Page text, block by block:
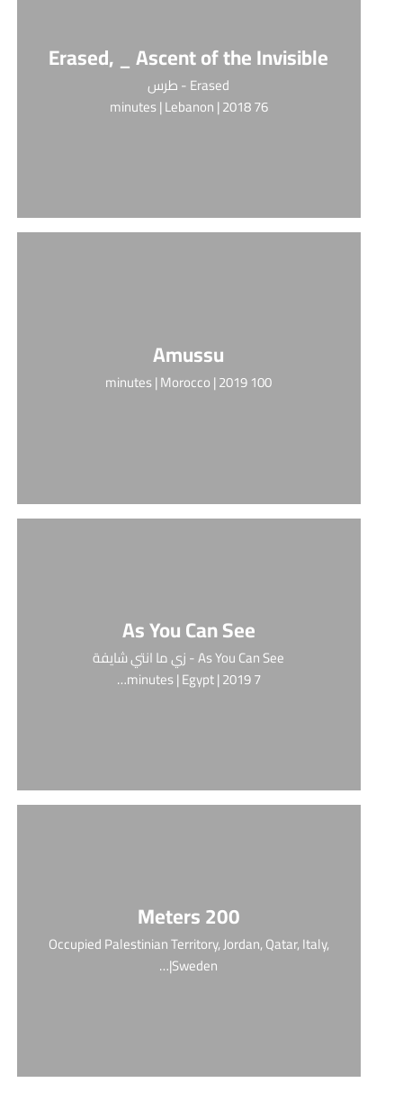
Erased, _ Ascent of the Invisible
Erased - طرس
76 minutes | Lebanon | 2018
Amussu
100 minutes | Morocco | 2019
As You Can See
As You Can See - زي ما انتي شايفة
7 minutes | Egypt | 2019…
200 Meters
Occupied Palestinian Territory, Jordan, Qatar, Italy,
Sweden|…